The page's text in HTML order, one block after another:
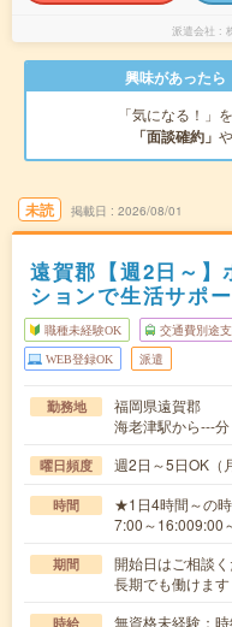
派遣会社
興味があったら
「気になる！」
「面談確約」 や
未読 掲載日 2026/08/01
遠賀郡【週2日～】
ションで生活サポ
職種未経験OK 交通費別途
WEB登録OK 派遣
勤務地
福岡県遠賀郡
海老津駅から---分
曜日頻度 週2日～5日OK
時間
★1日4時間～の
7:00～16:009:00
期間
開始日はご相談
長期でも働けます
時給 無資格未経験：